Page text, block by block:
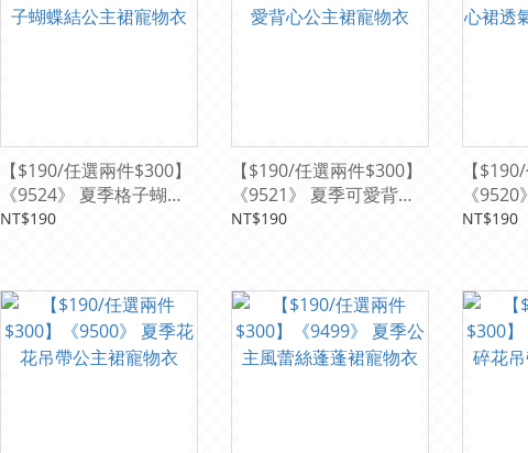
【$190/任選兩件$300】
《9524》 夏季格子蝴蝶
結公主裙寵物衣
NT$190
【$190/任選兩件$300】
《9521》 夏季可愛背心
公主裙寵物衣
NT$190
【
《
氣棉公
NT$190